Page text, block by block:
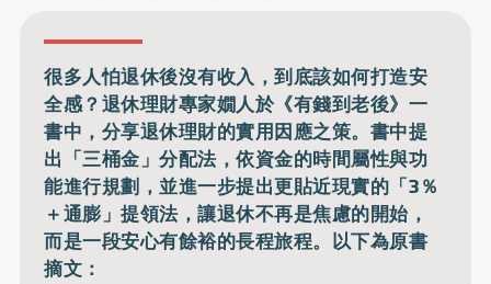
很多人怕退休後沒有收入，到底該如何打造安
全感？退休理財專家嫺人於《有錢到老後》一
書中，分享退休理財的實用因應之策。書中提
出「三桶金」分配法，依資金的時間屬性與功
能進行規劃，並進一步提出更貼近現實的「3％
＋通膨」提領法，讓退休不再是焦慮的開始，
而是一段安心有餘裕的長程旅程。以下為原書
摘文：